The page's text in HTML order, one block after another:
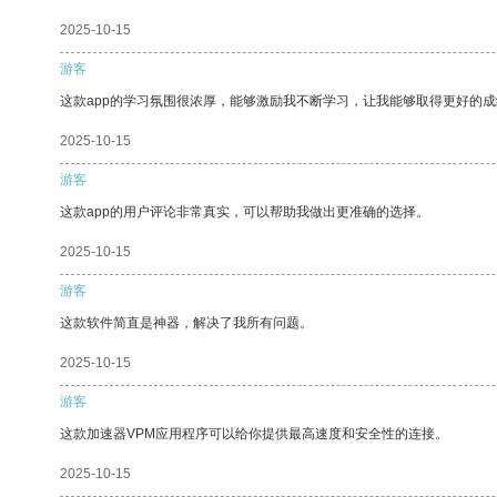
2025-10-15
游客
这款app的学习氛围很浓厚，能够激励我不断学习，让我能够取得更好的
2025-10-15
游客
这款app的用户评论非常真实，可以帮助我做出更准确的选择。
2025-10-15
游客
这款软件简直是神器，解决了我所有问题。
2025-10-15
游客
这款加速器VPM应用程序可以给你提供最高速度和安全性的连接。
2025-10-15